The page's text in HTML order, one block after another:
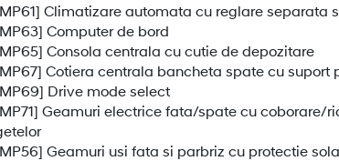
Climatizare automata cu reglare
Computer de bord
Consola centrala cu cutie de depozitare
Cotiera centrala bancheta spate cu suport
Drive mode select
Geamuri electrice fata/spate cu
Geamuri usi fata si parbriz cu protectie